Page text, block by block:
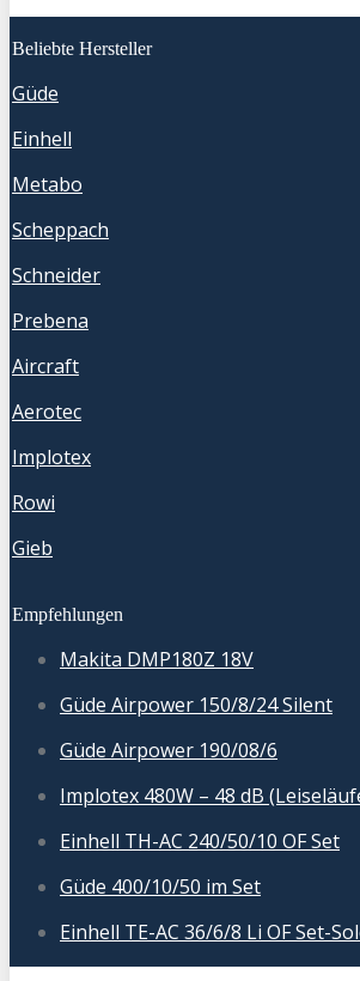
Beliebte Hersteller
Güde
Einhell
Metabo
Scheppach
Schneider
Prebena
Aircraft
Aerotec
Implotex
Rowi
Gieb
Empfehlungen
Makita DMP180Z 18V
Güde Airpower 150/8/24 Silent
Güde Airpower 190/08/6
Implotex 480W – 48 dB
Einhell TH-AC 240/50/10 OF Set
Güde 400/10/50 im Set
Einhell TE-AC 36/6/8 Li OF Set-